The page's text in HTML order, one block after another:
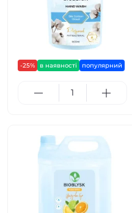
-25% в наявності популярний